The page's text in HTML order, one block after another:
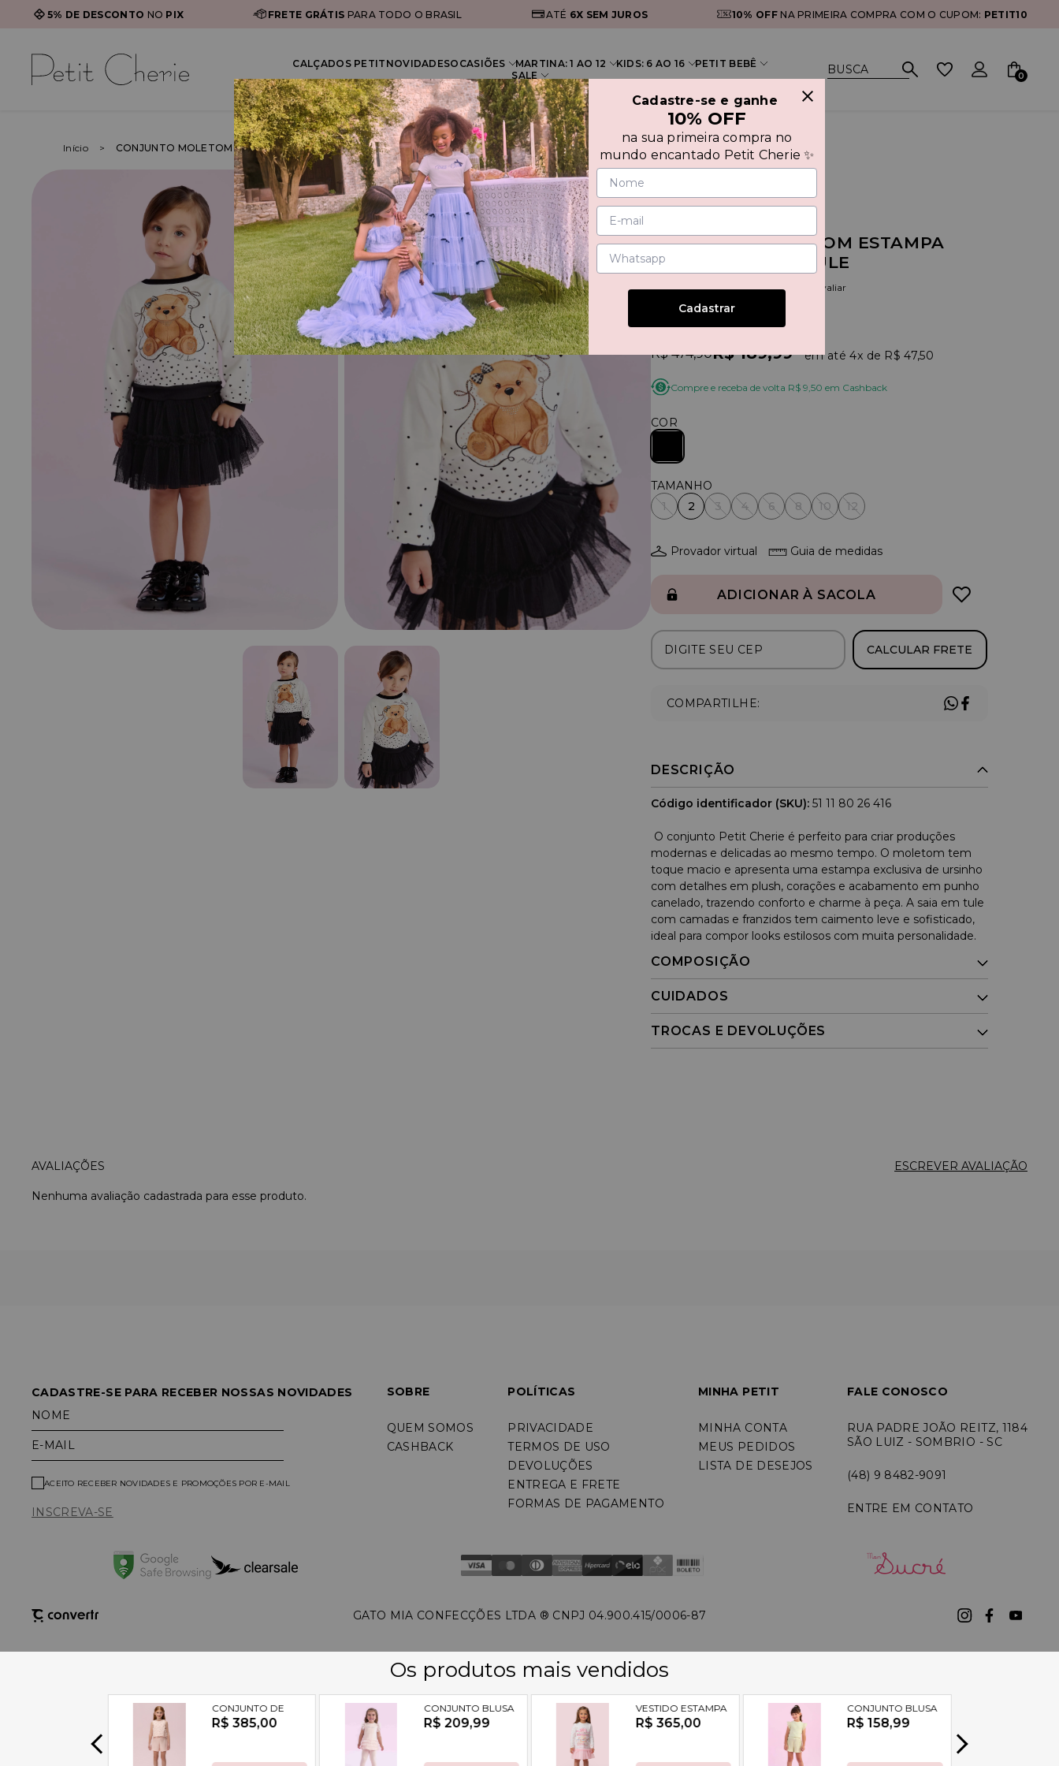
5% DE DESCONTO NO PIX FRETE GRÁTIS PARA TODO O BRASIL ATÉ 6X SEM JUROS 10% OFFNA PRIMEIRA COMPRA COM O CUPOM: PETIT10
CALÇADOS PETIT NOVIDADESOCASIÕES MARTINA: 1 AO 12 KIDS: 6 AO 16
PETIT BEBÊ
SALE
0
Início CONJUNTO MOLETOM ESTAMPA URSO E SAIA DE TULE
CONJUNTO MOLETOM ESTAMPA
URSO E SAIA DE TULE
(0) Seja o primeiro a avaliar
R$ 474,90R$ 189,99 4x R$ 47,50
Compre e receba de volta R$ 9,50 em Cashback
COR
1 2 3 4 6 8 10 12
Provador virtual Guia de medidas
ADICIONAR À SACOLA
CALCULAR FRETE
COMPARTILHE:
DESCRIÇÃO
Código identificador (SKU): 51 11 80 26 416
O conjunto Petit Cherie é perfeito para criar produções
modernas e delicadas ao mesmo tempo. O moletom tem
toque macio e apresenta uma estampa exclusiva de ursinho
com detalhes em plush, corações e acabamento em punho
canelado, trazendo conforto e charme à peça. A saia em tule
com camadas e franzidos tem caimento leve e sofisticado,
ideal para compor looks estilosos com muita personalidade.
COMPOSIÇÃO
CUIDADOS
TROCAS E DEVOLUÇÕES
ESCREVER AVALIAÇÃO
Nenhuma avaliação cadastrada para esse produto.
CADASTRE-SE PARA RECEBER NOSSAS NOVIDADES
NOME
E-MAIL
INSCREVA-SE
ACEITO RECEBER NOVIDADES E PROMOÇÕES POR E-MAIL
SOBRE
QUEM SOMOS
CASHBACK
POLÍTICAS
PRIVACIDADE
TERMOS DE USO
DEVOLUÇÕES
ENTREGA E FRETE
FORMAS DE PAGAMENTO
MINHA PETIT
MINHA CONTA
MEUS PEDIDOS
LISTA DE DESEJOS
FALE CONOSCO
RUA PADRE JOÃO REITZ, 1184
SÃO LUIZ - SOMBRIO - SC
(48) 9 8482-9091
ENTRE EM CONTATO
GATO MIA CONFECÇÕES LTDA ®️ CNPJ 04.900.415/0006-87
Cadastre-se e ganhe
10% OFF
na sua primeira compra no
mundo encantado Petit Cherie ✨
Cadastrar